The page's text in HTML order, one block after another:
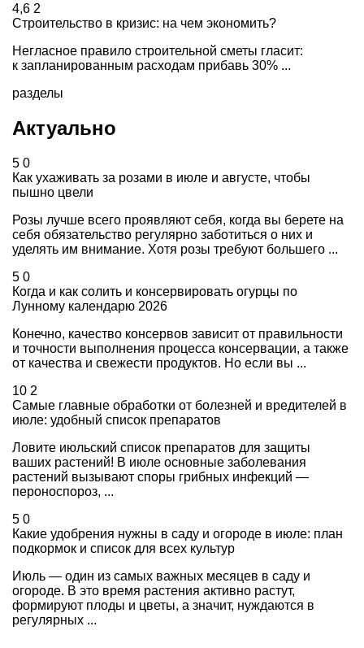
4,6 2
Строительство в кризис: на чем экономить?
Негласное правило строительной сметы гласит:
к запланированным расходам прибавь 30% ...
разделы
Актуально
5 0
Как ухаживать за розами в июле и августе, чтобы
пышно цвели
Розы лучше всего проявляют себя, когда вы берете на
себя обязательство регулярно заботиться о них и
уделять им внимание. Хотя розы требуют большего ...
5 0
Когда и как солить и консервировать огурцы по
Лунному календарю 2026
Конечно, качество консервов зависит от правильности
и точности выполнения процесса консервации, а также
от качества и свежести продуктов. Но если вы ...
10 2
Самые главные обработки от болезней и вредителей в
июле: удобный список препаратов
Ловите июльский список препаратов для защиты
ваших растений! В июле основные заболевания
растений вызывают споры грибных инфекций —
пероноспороз, ...
5 0
Какие удобрения нужны в саду и огороде в июле: план
подкормок и список для всех культур
Июль — один из самых важных месяцев в саду и
огороде. В это время растения активно растут,
формируют плоды и цветы, а значит, нуждаются в
регулярных ...